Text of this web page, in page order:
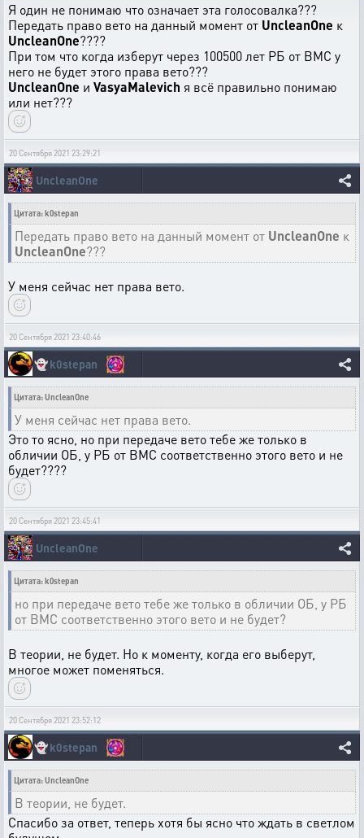
Я один не понимаю что означает эта голосовалка???
Передать право вето на данный момент от UncleanOne к
UncleanOne????
При том что когда изберут через 100500 лет РБ от ВМС у
него не будет этого права вето???
UncleanOne и VasyaMalevich я всё правильно понимаю
или нет???
20 Сентября 2021 23:29:21
UncleanOne
Цитата: k0stepan
Передать право вето на данный момент от UncleanOne к
UncleanOne???
У меня сейчас нет права вето.
20 Сентября 2021 23:40:46
👻k0stepan
Цитата: UncleanOne
У меня сейчас нет права вето.
Это то ясно, но при передаче вето тебе же только в
обличии ОБ, у РБ от ВМС соответственно этого вето и не
будет????
20 Сентября 2021 23:45:41
UncleanOne
Цитата: k0stepan
но при передаче вето тебе же только в обличии ОБ, у РБ
от ВМС соответственно этого вето и не будет?
В теории, не будет. Но к моменту, когда его выберут,
многое может поменяться.
20 Сентября 2021 23:52:12
👻k0stepan
Цитата: UncleanOne
В теории, не будет.
Спасибо за ответ, теперь хотя бы ясно что ждать в светлом